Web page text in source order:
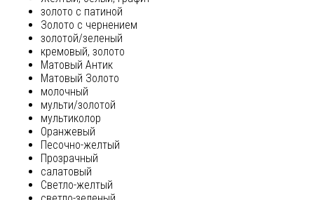
золото с патиной
Золото с чернением
золотой/зеленый
кремовый, золото
Матовый Антик
Матовый Золото
молочный
мульти/золотой
мультиколор
Оранжевый
Песочно-желтый
Прозрачный
салатовый
Светло-желтый